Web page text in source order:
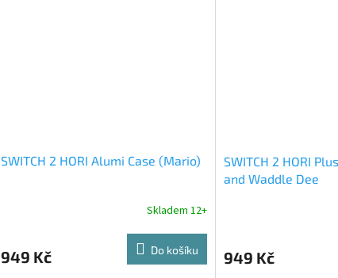
SWITCH 2 HORI Alumi Case (Mario)
Skladem 12+
949 Kč Do košíku
SWITCH 2 HORI
and Waddle Dee
949 Kč